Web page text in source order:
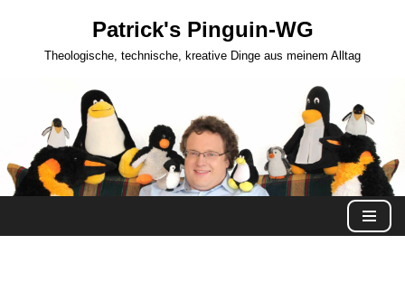
Patrick's Pinguin-WG
Theologische, technische, kreative Dinge aus meinem Alltag